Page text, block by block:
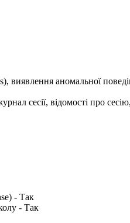
виявлення аномальної
сесії, відомості про
- Так
- Так